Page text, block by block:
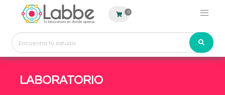
0
LABORATORIO